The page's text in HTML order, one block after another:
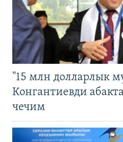
"15 млн долларлык
Конгантиевди
чечим